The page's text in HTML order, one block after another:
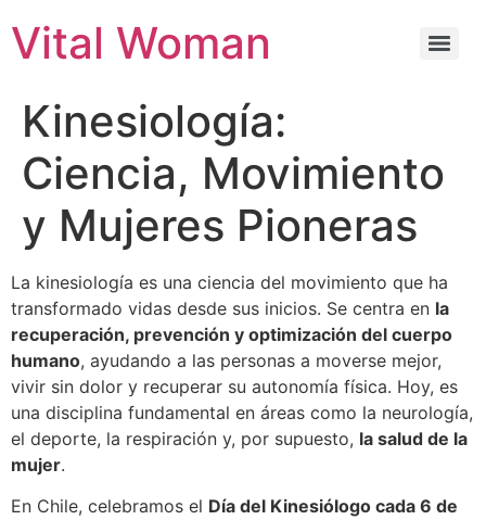
Vital Woman
Kinesiología:
Ciencia, Movimiento
y Mujeres Pioneras
La kinesiología es una ciencia del movimiento que ha
transformado vidas desde sus inicios. Se centra en la
recuperación, prevención y optimización del cuerpo
humano, ayudando a las personas a moverse mejor,
vivir sin dolor y recuperar su autonomía física. Hoy, es
una disciplina fundamental en áreas como la neurología,
el deporte, la respiración y, por supuesto, la salud de la
mujer.
En Chile, celebramos el Día del Kinesiólogo cada 6 de